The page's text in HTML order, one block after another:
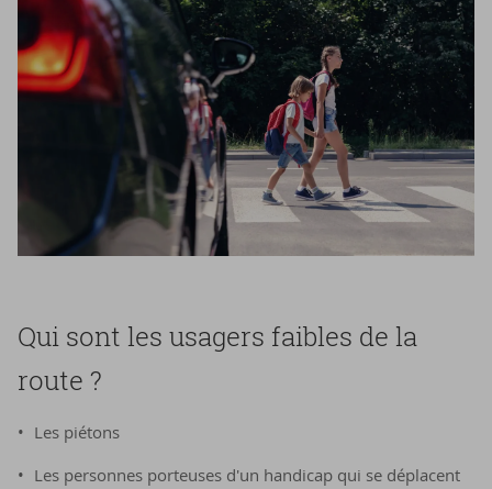
Qui sont les usagers faibles de la
route ?
Les piétons
Les personnes porteuses d'un handicap qui se déplacent